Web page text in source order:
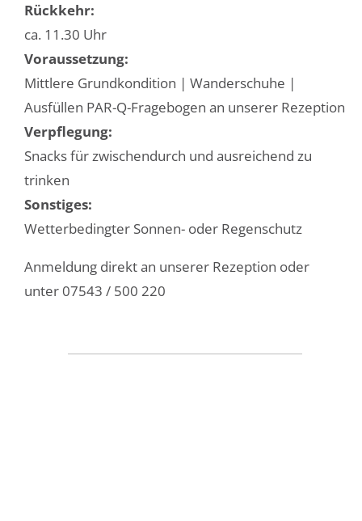
Rückkehr:
ca. 11.30 Uhr
Voraussetzung:
Mittlere Grundkondition | Wanderschuhe |
Ausfüllen PAR-Q-Fragebogen an unserer Rezeption
Verpflegung:
Snacks für zwischendurch und ausreichend zu
trinken
Sonstiges:
Wetterbedingter Sonnen- oder Regenschutz
Anmeldung direkt an unserer Rezeption oder
unter 07543 / 500 220